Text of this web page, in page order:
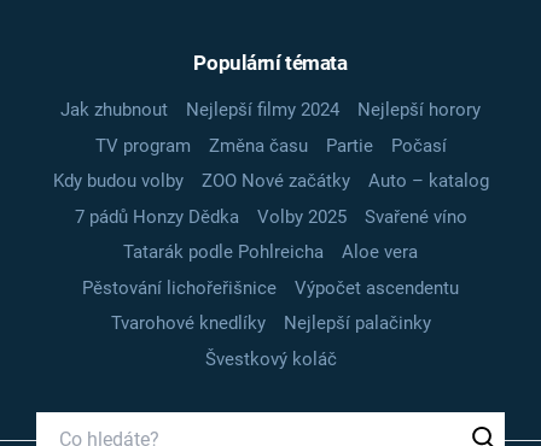
Populární témata
Jak zhubnout Nejlepší filmy 2024
Nejlepší horory
TV program
Změna času Partie
Počasí
Kdy budou volby
ZOO Nové začátky
Auto – katalog
7 pádů Honzy Dědka
Volby 2025
Svařené víno
Tatarák podle Pohlreicha
Aloe vera
Pěstování lichořeřišnice
Výpočet ascendentu
Tvarohové knedlíky
Nejlepší palačinky
Švestkový koláč